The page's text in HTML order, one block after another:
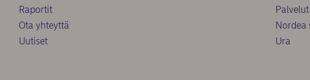
Raportit
Ota yhteyttä
Uutiset
Palvelut
Nordea
Ura